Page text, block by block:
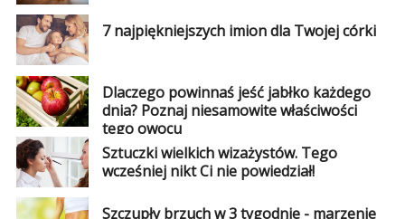
7 najpiękniejszych imion dla Twojej córki
Dlaczego powinnaś jeść jabłko każdego
dnia? Poznaj niesamowite właściwości
tego owocu
Sztuczki wielkich wizażystów. Tego
wcześniej nikt Ci nie powiedział!
Szczupły brzuch w 3 tygodnie - marzenie